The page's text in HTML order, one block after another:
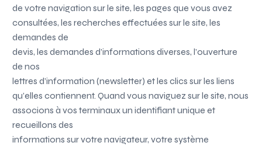
de votre navigation sur le site, les pages que vous avez
consultées, les recherches effectuées sur le site, les
demandes de
devis, les demandes d’informations diverses, l’ouverture
de nos
lettres d’information (newsletter) et les clics sur les liens
qu’elles contiennent. Quand vous naviguez sur le site, nous
associons à vos terminaux un identifiant unique et
recueillons des
informations sur votre navigateur, votre système